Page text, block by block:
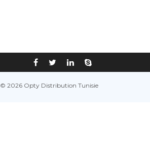
© 2026 Opty Distribution Tunisie